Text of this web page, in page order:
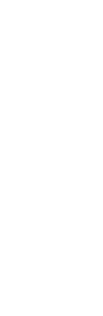
מורגש מדי כאשר זה
אינה תמיד
אופטימיים, שהיו תוך
הטווח בחשמל בלבד
וחצי. אחרי נסיעה
הצריכה עמדה על 45 ק"מ/ל', כך שאם מדובר
ארוך משמעותית,
עומס, 12.4 ק"מ/ל' בנהיגה כזאת בשיתוף